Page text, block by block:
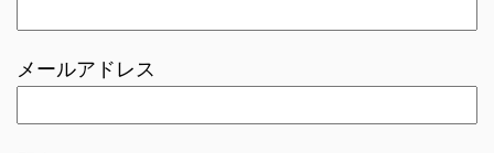
メールアドレス